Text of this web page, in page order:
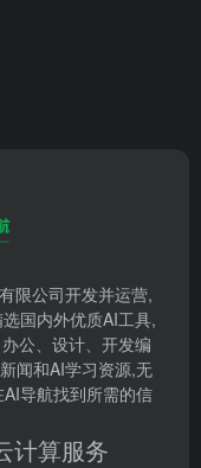
限公司开发并运营,
国内外优质AI工具,
公、设计、开发编
闻和AI学习资源,无
导航找到所需的信
计算服务